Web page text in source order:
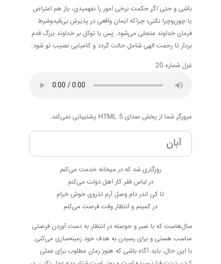
باشی و حتی اگر حکمت برخی امور را نفهمیدی، باز هم اعتراض
یا چون‌وچرا نکنی؛ چراکه ایمان واقعی در پذیرش بی‌قیدوشرط
فرمان خداوند متجلی می‌شود. پس با توکل بر خداوند بزرگ قدم
بردار تا رحمت الهی شامل حالت گردد و کامیابی نصیب تو شود.
غزل شماره 20
مرورگر شما از پخش صدای HTML 5 پشتیبانی نمی‌کند.
آبان
روزگاری شد که در میخانه خدمت می‌کنم
در لباس فقر کار اهل دولت می‌کنم
تا کی اندر دام وصل آرم تذروی خوش خرام
در کمینم و انتظار وقت فرصت می‌کنم
سال‌هاست که با صبر و حوصله در انتظار به دست آوردن فرصتی
مناسب هستی و برای رسیدن به هدف خود زمینه‌سازی می‌کنی.
با این حال، باید آگاه باشی که هنوز زمان مطلوب برای عملی